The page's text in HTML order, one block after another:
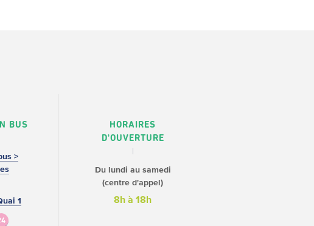
BUS
>
1
HORAIRES
D'OUVERTURE
Du lundi au samedi
(centre d'appel)
8h à 18h